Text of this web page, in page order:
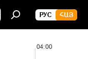
РУС ՀԱՅ
04:00